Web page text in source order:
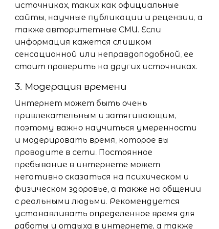
источниках, таких как официальные
сайты, научные публикации и рецензии, а
также авторитетные СМИ. Если
информация кажется слишком
сенсационной или неправдоподобной, ее
стоит проверить на других источниках.
3. Модерация времени
Интернет может быть очень
привлекательным и затягивающим,
поэтому важно научиться умеренности
и модерировать время, которое вы
проводите в сети. Постоянное
пребывание в интернете может
негативно сказаться на психическом и
физическом здоровье, а также на общении
с реальными людьми. Рекомендуется
устанавливать определенное время для
работы и отдыха в интернете, а также